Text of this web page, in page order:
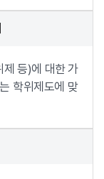
등)에 대한 가
학위제도에 맞